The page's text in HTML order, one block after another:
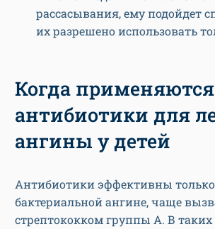
рассасывания, ему подойдет
их разрешено использовать
Когда применяются
антибиотики для
ангины у детей
Антибиотики эффективны
бактериальной ангине, чаще
стрептококком группы А. В таких